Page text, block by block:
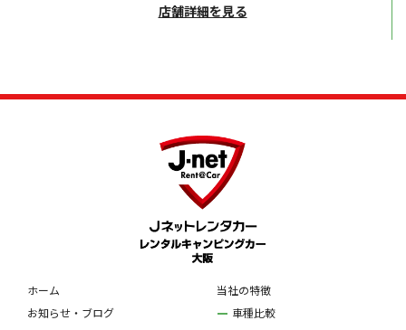
店舗詳細を見る
ホーム
お知らせ・ブログ
当社の特徴
車種比較